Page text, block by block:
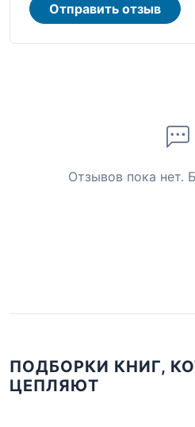
Отправить отзыв
Отзывов пока нет.
ПОДБОРКИ КНИГ,
ЦЕПЛЯЮТ